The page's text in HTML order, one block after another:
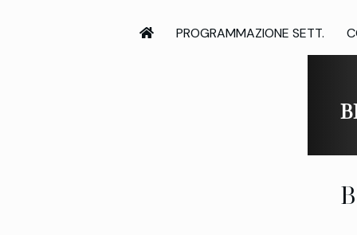
PROGRAMMAZIONE SETT.